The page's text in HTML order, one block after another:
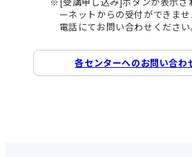
ーネットからの受付ができま
電話にてお問い合わせください
各センターへのお問い合わ